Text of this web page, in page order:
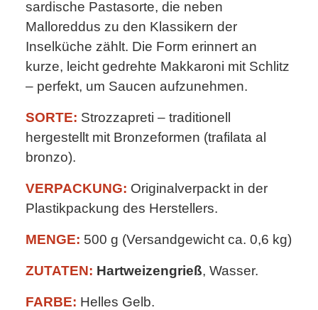
sardische Pastasorte, die neben
Malloreddus zu den Klassikern der
Inselküche zählt. Die Form erinnert an
kurze, leicht gedrehte Makkaroni mit Schlitz
– perfekt, um Saucen aufzunehmen.
SORTE: Strozzapreti – traditionell
hergestellt mit Bronzeformen (trafilata al
bronzo).
VERPACKUNG: Originalverpackt in der
Plastikpackung des Herstellers.
MENGE: 500 g (Versandgewicht ca. 0,6 kg)
ZUTATEN: Hartweizengrieß, Wasser.
FARBE: Helles Gelb.